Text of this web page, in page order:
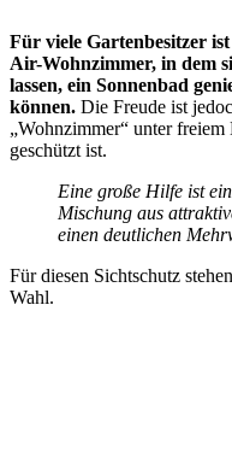
Für viele Gartenbesitzer
Air-Wohnzimmer, in dem
lassen, ein Sonnenbad
können. Die Freude ist
„Wohnzimmer“ unter
geschützt ist.
Eine große Hilfe ist
Mischung aus
einen deutlichen
Für diesen Sichtschutz
Wahl.